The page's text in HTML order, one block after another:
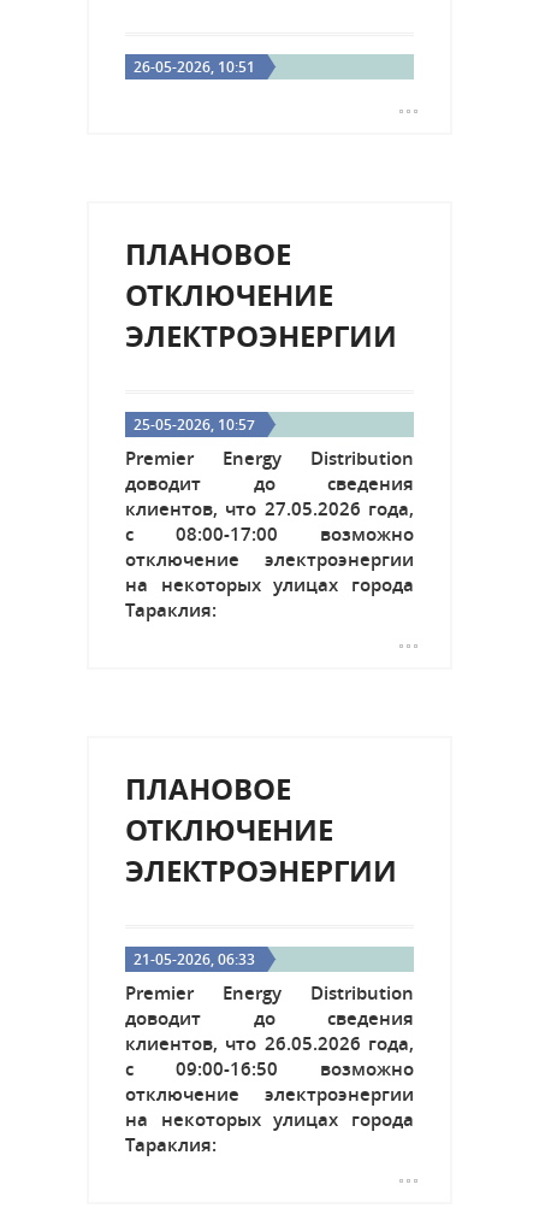
26-05-2026, 10:51
ПЛАНОВОЕ
ОТКЛЮЧЕНИЕ
ЭЛЕКТРОЭНЕРГИИ
25-05-2026, 10:57
Premier Energy Distribution
доводит до сведения
клиентов, что 27.05.2026 года,
с 08:00-17:00 возможно
отключение электроэнергии
на некоторых улицах города
Тараклия:
ПЛАНОВОЕ
ОТКЛЮЧЕНИЕ
ЭЛЕКТРОЭНЕРГИИ
21-05-2026, 06:33
Premier Energy Distribution
доводит до сведения
клиентов, что 26.05.2026 года,
с 09:00-16:50 возможно
отключение электроэнергии
на некоторых улицах города
Тараклия: